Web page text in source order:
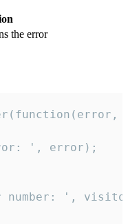
the error
', error);
number: ',